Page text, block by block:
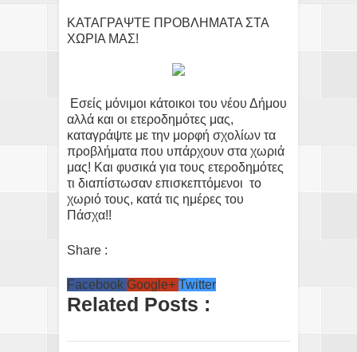
ΚΑΤΑΓΡΑΨΤΕ ΠΡΟΒΛΗΜΑΤΑ ΣΤΑ
ΧΩΡΙΑ ΜΑΣ!
Εσείς μόνιμοι κάτοικοι του νέου Δήμου
αλλά και οι ετεροδημότες μας,
καταγράψτε με την μορφή σχολίων τα
προβλήματα που υπάρχουν στα χωριά
μας! Και φυσικά για τους ετεροδημότες
τι διαπίστωσαν επισκεπτόμενοι το
χωριό τους, κατά τις ημέρες του
Πάσχα!!
Share :
Facebook Google+ Twitter
Related Posts :